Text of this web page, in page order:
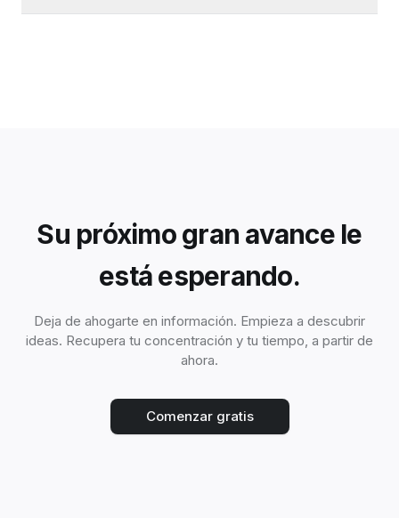
Su próximo gran avance le
está esperando.
Deja de ahogarte en información. Empieza a descubrir
ideas. Recupera tu concentración y tu tiempo, a partir de
ahora.
Comenzar gratis